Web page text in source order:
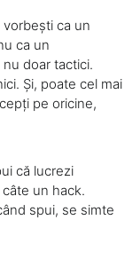
ca un
ca un
doar tactici.
Și, poate cel mai
pe oricine,
că lucrezi
un hack.
spui, se simte